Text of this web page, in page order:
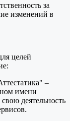
за
изменений в
целей
–
имени
деятельность